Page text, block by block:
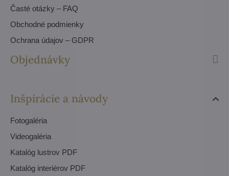
Časté otázky – FAQ
Obchodné podmienky
Ochrana údajov – GDPR
Objednávky
Inšpirácie a návody
Fotogaléria
Videogaléria
Katalóg lustrov PDF
Katalóg interiérov PDF